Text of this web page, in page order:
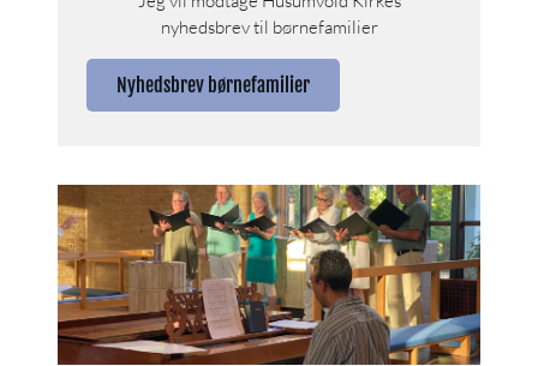
nyhedsbrev til børnefamilier
Nyhedsbrev børnefamilier